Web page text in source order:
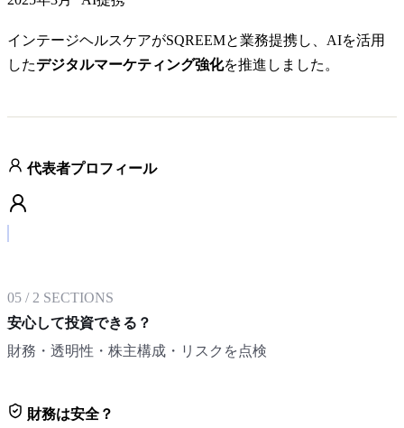
インテージヘルスケアがSQREEMと業務提携し、AIを活用
したデジタルマーケティング強化を推進しました。
代表者プロフィール
05 / 2 SECTIONS
安心して投資できる？
財務・透明性・株主構成・リスクを点検
財務は安全？